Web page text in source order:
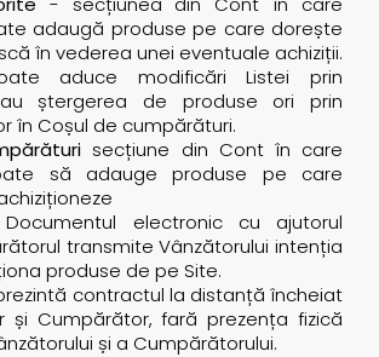
adaugă produse pe care dorește
în vederea unei eventuale achiziții.
aduce modificări Listei prin
ștergerea de produse ori prin
în Coșul de cumpărături.
secțiune din Cont în care
să adauge produse pe care
electronic cu ajutorul
transmite Vânzătorului intenția
produse de pe Site.
contractul la distanță încheiat
și Cumpărător, fară prezența fizică
și a Cumpărătorului.